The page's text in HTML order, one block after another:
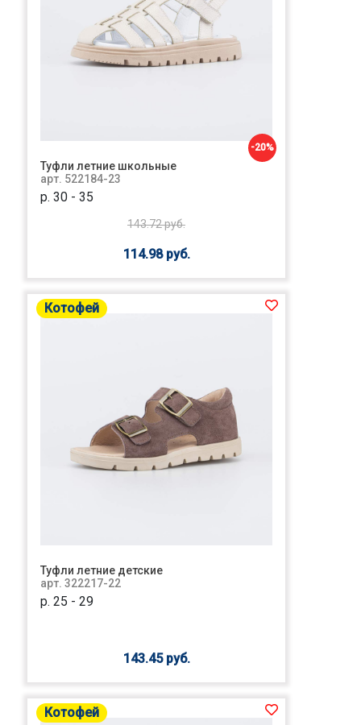
-20%
Туфли летние школьные
арт. 522184-23
р. 30 - 35
143.72 руб.
114.98 руб.
Котофей
Туфли летние детские
арт. 322217-22
р. 25 - 29
143.45 руб.
Котофей